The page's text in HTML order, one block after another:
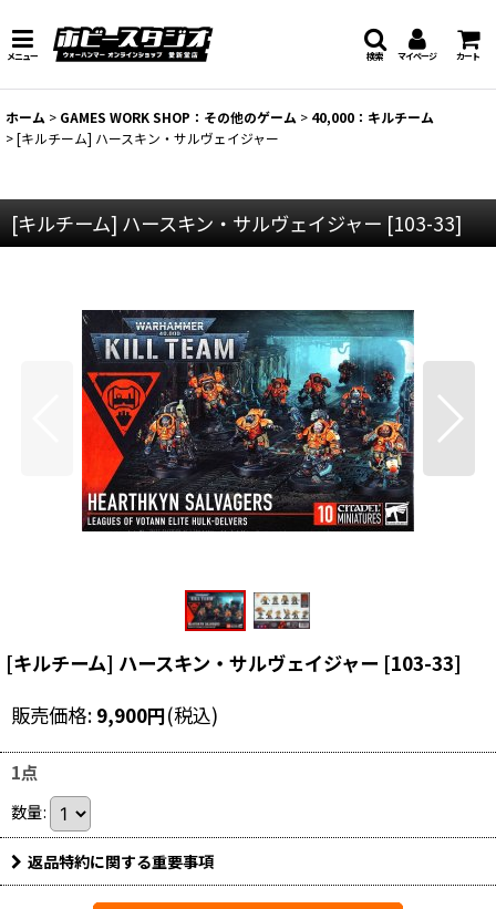
メニュー マイページ カート
検索
ホーム > GAMES WORK SHOP：その他のゲーム > 40,000：キルチーム
>[キルチーム] ハースキン・サルヴェイジャー
[キルチーム] ハースキン・サルヴェイジャー [103-33]
[キルチーム] ハースキン・サルヴェイジャー [103-33]
販売価格: 9,900円(税込)
1点
数量:
返品特約に関する重要事項